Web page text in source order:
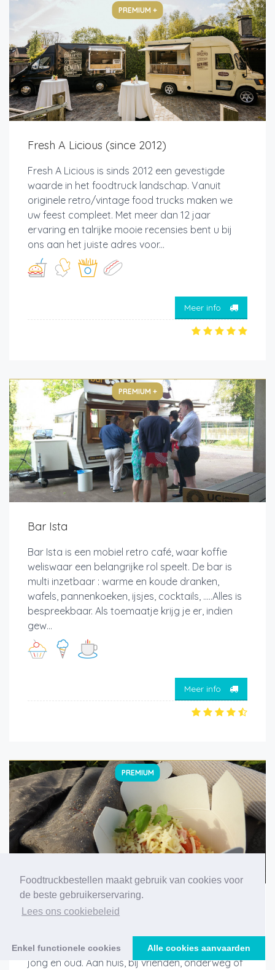
Foodtruckbestellen maakt gebruik van cookies voor
de beste gebruikerservaring.
Lees ons cookiebeleid
Enkel functionele cookies Alle cookies aanvaarden
PREMIUM +
Fresh A Licious (since 2012)
Fresh A Licious is sinds 2012 een gevestigde
waarde in het foodtruck landschap. Vanuit
originele retro/vintage food trucks maken we
uw feest compleet. Met meer dan 12 jaar
ervaring en talrijke mooie recensies bent u bij
ons aan het juiste adres voor...
Meer info
PREMIUM +
Bar Ista
Bar Ista is een mobiel retro café, waar koffie
weliswaar een belangrijke rol speelt. De bar is
multi inzetbaar : warme en koude dranken,
wafels, pannenkoeken, ijsjes, cocktails, .....Alles is
bespreekbaar. Als toemaatje krijg je er, indien
gew...
Meer info
PREMIUM
krispastamobiel
tot een culinaire ' speelse ' gelegenheid voor
jong en oud. Aan huis, bij vrienden, onderweg of